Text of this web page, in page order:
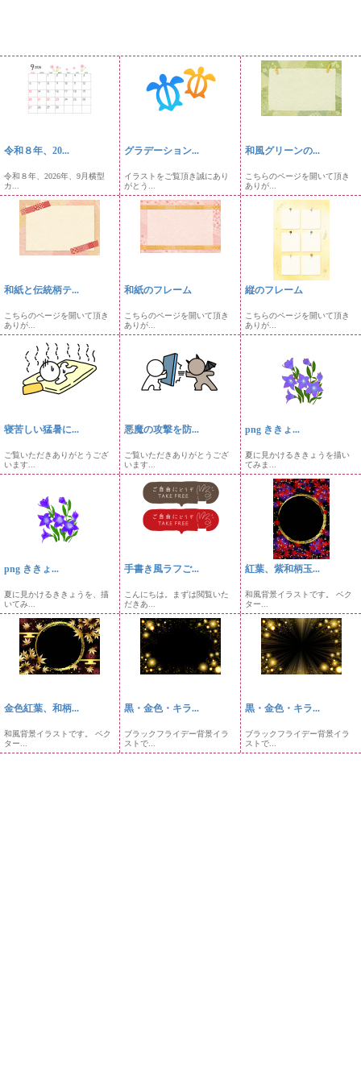
令和８年、20...
令和８年、2026年、9月横型
カ...
グラデーション...
イラストをご覧頂き誠にあり
がとう...
和風グリーンの...
こちらのページを開いて頂き
ありが...
和紙と伝統柄テ...
こちらのページを開いて頂き
ありが...
和紙のフレーム
こちらのページを開いて頂き
ありが...
縦のフレーム
こちらのページを開いて頂き
ありが...
寝苦しい猛暑に...
ご覧いただきありがとうござ
います...
悪魔の攻撃を防...
ご覧いただきありがとうござ
います...
png ききょ...
夏に見かけるききょうを描い
てみま...
png ききょ...
夏に見かけるききょうを、描
いてみ...
手書き風ラフご...
こんにちは。まずは閲覧いた
だきあ...
紅葉、紫和柄玉...
和風背景イラストです。 ベク
ター...
金色紅葉、和柄...
和風背景イラストです。 ベク
ター...
黒・金色・キラ...
ブラックフライデー背景イラ
ストで...
黒・金色・キラ...
ブラックフライデー背景イラ
ストで...